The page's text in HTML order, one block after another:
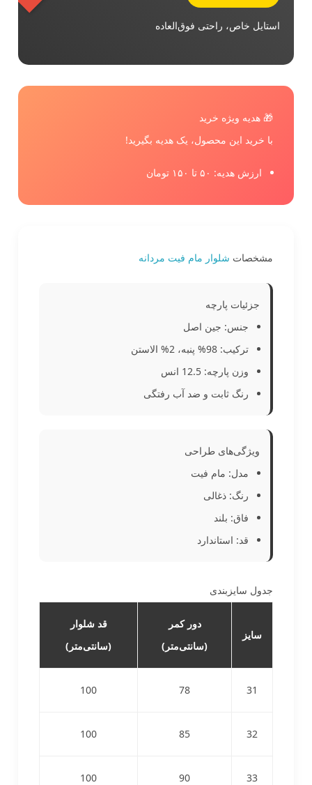
استایل خاص، راحتی فوق‌العاده
🎁 هدیه ویژه خرید
با خرید این محصول، یک هدیه بگیرید!
ارزش هدیه: ۵۰ تا ۱۵۰ تومان
مشخصات شلوار مام فیت مردانه
جزئیات پارچه
جنس: جین اصل
ترکیب: 98% پنبه، 2% الاستن
وزن پارچه: 12.5 انس
رنگ ثابت و ضد آب رفتگی
ویژگی‌های طراحی
مدل: مام فیت
رنگ: ذغالی
فاق: بلند
قد: استاندارد
جدول سایزبندی
سایز
دور کمر
(سانتی‌متر)
قد شلوار
(سانتی‌متر)
31
78
100
32
85
100
33
90
100